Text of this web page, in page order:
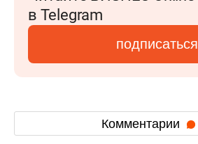
в Telegram
подписаться
Комментарии